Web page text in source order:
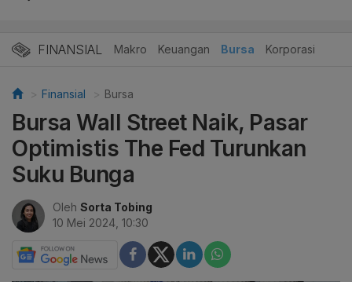
FINANSIAL Makro Keuangan Bursa Korporasi
Finansial Bursa
Bursa Wall Street Naik, Pasar
Optimistis The Fed Turunkan
Suku Bunga
Oleh Sorta Tobing
10 Mei 2024, 10:30